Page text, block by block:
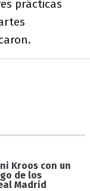
prácticas
Kroos con un
de los
Madrid